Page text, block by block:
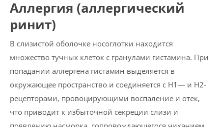
Аллергия (аллергический
ринит)
В слизистой оболочке носоглотки находится
множество тучных клеток с гранулами гистамина. При
попадании аллергена гистамин выделяется в
окружающее пространство и соединяется с Н1— и Н2-
рецепторами, провоцирующими воспаление и отек,
что приводит к избыточной секреции слизи и